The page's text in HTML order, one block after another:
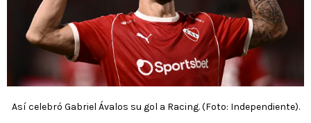
Así celebró Gabriel Ávalos su gol a Racing. (Foto: Independiente).